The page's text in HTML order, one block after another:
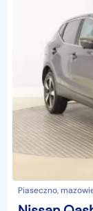
Piaseczno,